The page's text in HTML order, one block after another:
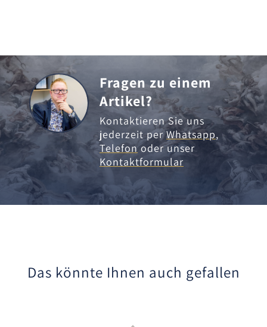
Fragen zu einem
Artikel?
Kontaktieren Sie uns
jederzeit perWhatsapp,
Telefonoder unser
Kontaktformular
Das könnte Ihnen auch gefallen